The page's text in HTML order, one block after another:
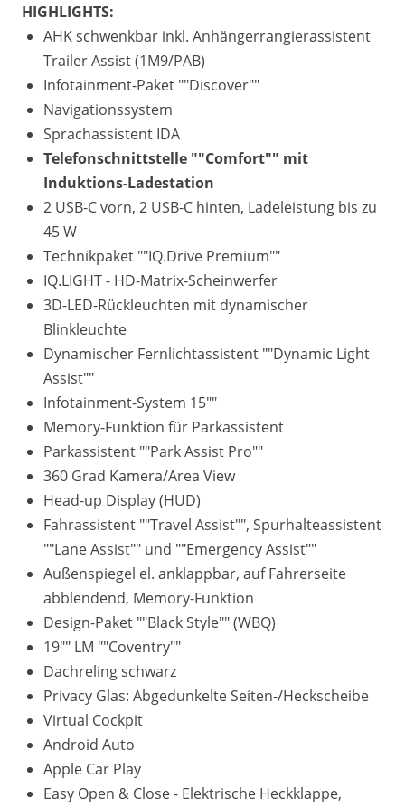
HIGHLIGHTS:
AHK schwenkbar inkl. Anhängerrangierassistent
Trailer Assist (1M9/PAB)
Infotainment-Paket ""Discover""
Navigationssystem
Sprachassistent IDA
Telefonschnittstelle ""Comfort"" mit
Induktions-Ladestation
2 USB-C vorn, 2 USB-C hinten, Ladeleistung bis zu
45 W
Technikpaket ""IQ.Drive Premium""
IQ.LIGHT - HD-Matrix-Scheinwerfer
3D-LED-Rückleuchten mit dynamischer
Blinkleuchte
Dynamischer Fernlichtassistent ""Dynamic Light
Assist""
Infotainment-System 15""
Memory-Funktion für Parkassistent
Parkassistent ""Park Assist Pro""
360 Grad Kamera/Area View
Head-up Display (HUD)
Fahrassistent ""Travel Assist"", Spurhalteassistent
""Lane Assist"" und ""Emergency Assist""
Außenspiegel el. anklappbar, auf Fahrerseite
abblendend, Memory-Funktion
Design-Paket ""Black Style"" (WBQ)
19"" LM ""Coventry""
Dachreling schwarz
Privacy Glas: Abgedunkelte Seiten-/Heckscheibe
Virtual Cockpit
Android Auto
Apple Car Play
Easy Open & Close - Elektrische Heckklappe,